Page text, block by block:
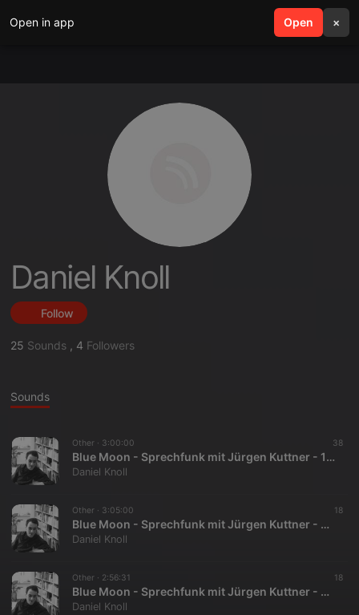
Open in app Open ×
search menu
Daniel Knoll
Follow
25 Sounds , 4 Followers
Sounds
Other · 3:00:00 38
Blue Moon - Sprechfunk mit Jürgen Kuttner - 11.05.1997
Daniel Knoll
Other · 3:05:00 18
Blue Moon - Sprechfunk mit Jürgen Kuttner - 08.04.1997
Daniel Knoll
Other · 2:56:31 18
Blue Moon - Sprechfunk mit Jürgen Kuttner - 07.01.2003
Daniel Knoll